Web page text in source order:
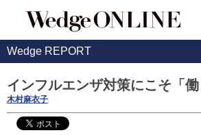
Wedge REPORT
インフルエンザ対策にこそ「
木村麻衣子